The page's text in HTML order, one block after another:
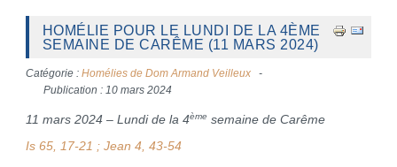
HOMÉLIE POUR LE LUNDI DE LA 4ÈME
SEMAINE DE CARÊME (11 MARS 2024)
Catégorie : Homélies de Dom Armand Veilleux
Publication : 10 mars 2024
11 mars 2024 – Lundi de la 4ème semaine de Carême
Is 65, 17-21 ; Jean 4, 43-54